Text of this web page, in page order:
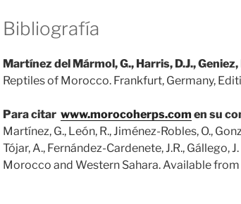
Bibliografía
Martínez del Mármol, G., Harris, D.J., Geniez,
Reptiles of Morocco. Frankfurt, Germany,
Para citar www.morocoherps.com en su
Martínez, G., León, R., Jiménez-Robles, O.,
Tójar, A., Fernández-Cardenete, J.R.,
Morocco and Western Sahara. Available from